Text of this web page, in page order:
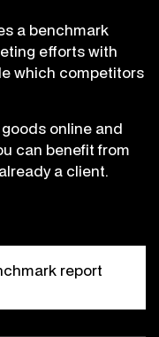
a benchmark
efforts with
which competitors
online and
can benefit from
a client.
report